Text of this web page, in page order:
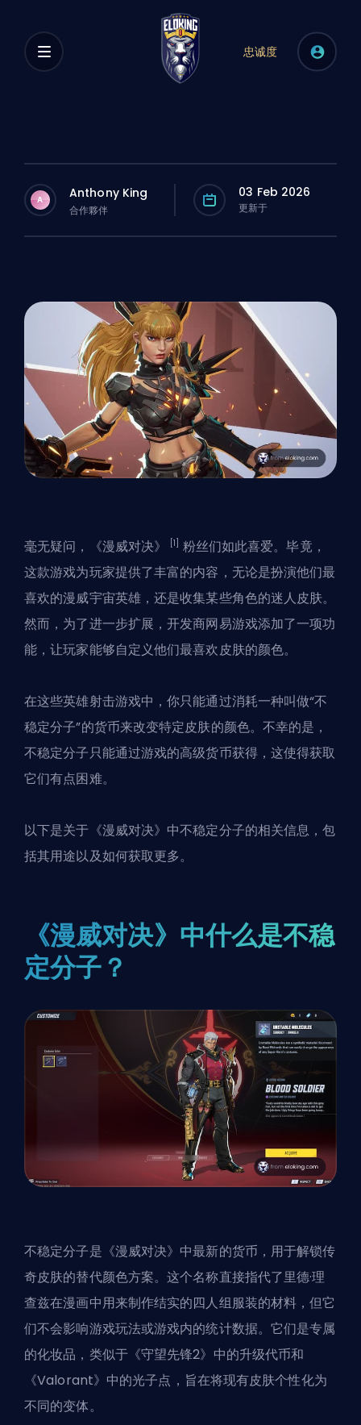
忠诚度
A Anthony King
合作夥伴
03 Feb 2026
更新于
毫无疑问，《漫威对决》 [1]
粉丝们如此喜爱。毕竟，
这款游戏为玩家提供了丰富的内容，无论是扮演他们最
喜欢的漫威宇宙英雄，还是收集某些角色的迷人皮肤。
然而，为了进一步扩展，开发商网易游戏添加了一项功
能，让玩家能够自定义他们最喜欢皮肤的颜色。
在这些英雄射击游戏中，你只能通过消耗一种叫做“不
稳定分子”的货币来改变特定皮肤的颜色。不幸的是，
不稳定分子只能通过游戏的高级货币获得，这使得获取
它们有点困难。
以下是关于《漫威对决》中不稳定分子的相关信息，包
括其用途以及如何获取更多。
《漫威对决》中什么是不稳
定分子？
不稳定分子是《漫威对决》中最新的货币，用于解锁传
奇皮肤的替代颜色方案。这个名称直接指代了里德·理
查兹在漫画中用来制作结实的四人组服装的材料，但它
们不会影响游戏玩法或游戏内的统计数据。它们是专属
的化妆品，类似于《守望先锋2》中的升级代币和
《Valorant》中的光子点，旨在将现有皮肤个性化为
不同的变体。